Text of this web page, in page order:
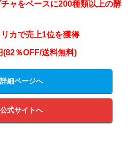
ャをベースに200種類以上の酵
カで売上1位を獲得
％OFF/送料無料)
詳細ページへ
公式サイトへ